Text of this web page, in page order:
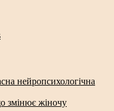
нейропсихологічна
змінює жіночу